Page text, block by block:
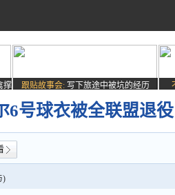
撑
跟贴故事会: 写下旅途中被坑的经历
6号球衣被全联盟退
)